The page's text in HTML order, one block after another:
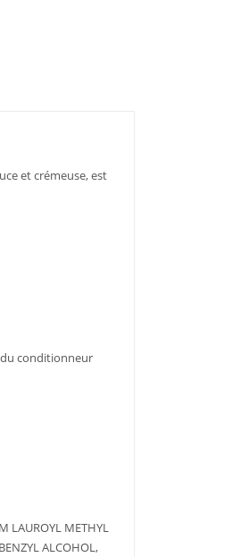
et crémeuse, est
du conditionneur
LAUROYL METHYL
ALCOHOL,